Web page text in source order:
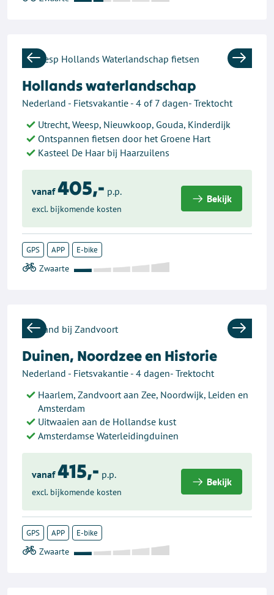
Previous Next
Hollands waterlandschap
Nederland - Fietsvakantie - 4 of 7 dagen- Trektocht
Utrecht, Weesp, Nieuwkoop, Gouda, Kinderdijk
Ontspannen fietsen door het Groene Hart
Kasteel De Haar bij Haarzuilens
vanaf 405,- p.p.
excl. bijkomende kosten
Bekijk
GPS APP E-bike
Previous Next
Duinen, Noordzee en Historie
Nederland - Fietsvakantie - 4 dagen- Trektocht
Haarlem, Zandvoort aan Zee, Noordwijk, Leiden en
Amsterdam
Uitwaaien aan de Hollandse kust
Amsterdamse Waterleidingduinen
vanaf 415,- p.p.
excl. bijkomende kosten
Bekijk
GPS APP E-bike